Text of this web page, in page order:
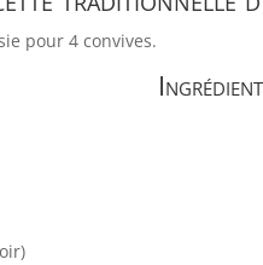
pour 4 convives.